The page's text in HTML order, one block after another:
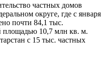
частных домов
округе, где с января
почти 84,1 тыс.
10,7 млн кв. м.
с 15 тыс. частных